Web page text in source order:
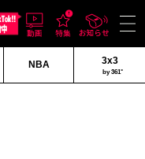
NBA 3x3
by 361°